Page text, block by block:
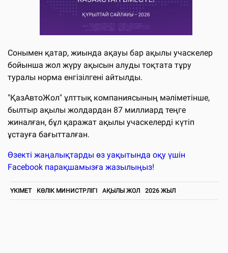
Сонымен қатар, жиында ақауы бар ақылы учаскелер
бойынша жол жүру ақысын алуды тоқтата тұру
туралы норма енгізілгені айтылды.
"ҚазАвтоЖол" ұлттық компаниясының мәліметінше,
былтыр ақылы жолдардан 87 миллиард теңге
жиналған, бұл қаражат ақылы учаскелерді күтіп
ұстауға бағытталған.
Өзекті жаңалықтарды өз уақытында оқу үшін
Facebook парақшамызға жазылыңыз!
ҮКІМЕТ КӨЛІК МИНИСТРЛІГІ АҚЫЛЫ ЖОЛ 2026 ЖЫЛ